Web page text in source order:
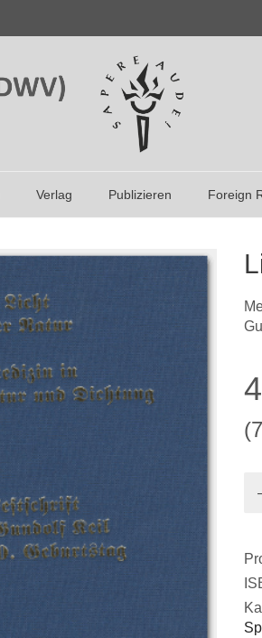
Verlag Publizieren Foreign